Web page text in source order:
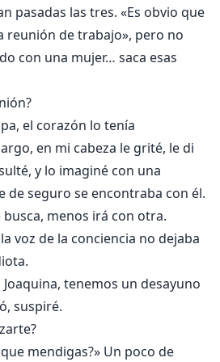
pasadas las tres. «Es obvio que
reunión de trabajo», pero no
con una mujer… saca esas
el corazón lo tenía
en mi cabeza le grité, le di
y lo imaginé con una
de seguro se encontraba con él.
menos irá con otra.
voz de la conciencia no dejaba
tenemos un desayuno
suspiré.
mendigas?» Un poco de